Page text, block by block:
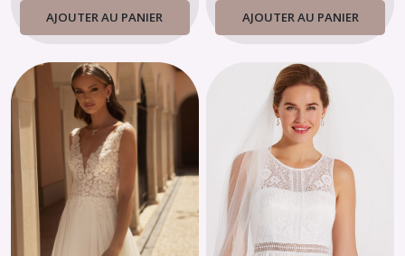
AJOUTER AU PANIER AJOUTER AU PANIER